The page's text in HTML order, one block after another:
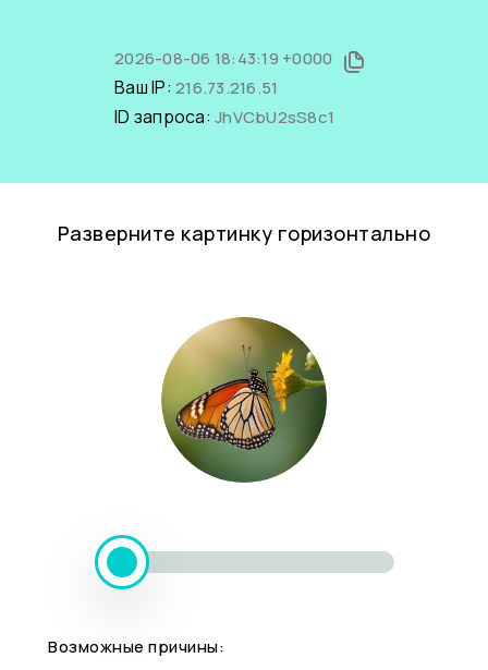
2026-08-06 18:43:19 +0000
Ваш IP: 216.73.216.51
ID запроса: JhVCbU2sS8c1
Разверните картинку горизонтально
Возможные причины: